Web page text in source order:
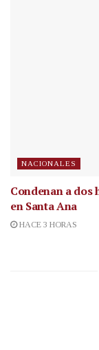
NACIONALES
Condenan a
en Santa Ana
HACE 3 HORAS